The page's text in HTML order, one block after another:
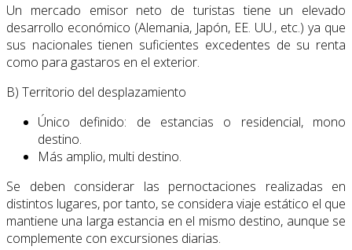
Un mercado emisor neto de turistas tiene un elevado
desarrollo económico (Alemania, Japón, EE. UU., etc.) ya que
sus nacionales tienen suficientes excedentes de su renta
como para gastaros en el exterior.
B) Territorio del desplazamiento
Único definido: de estancias o residencial, mono
destino.
Más amplio, multi destino.
Se deben considerar las pernoctaciones realizadas en
distintos lugares, por tanto, se con­sidera viaje estático el que
mantiene una larga estancia en el mismo destino, aunque se
complemente con excursiones diarias.